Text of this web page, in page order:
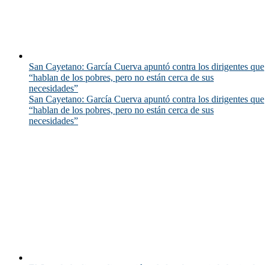
San Cayetano: García Cuerva apuntó contra los dirigentes que
“hablan de los pobres, pero no están cerca de sus
necesidades”
San Cayetano: García Cuerva apuntó contra los dirigentes que
“hablan de los pobres, pero no están cerca de sus
necesidades”